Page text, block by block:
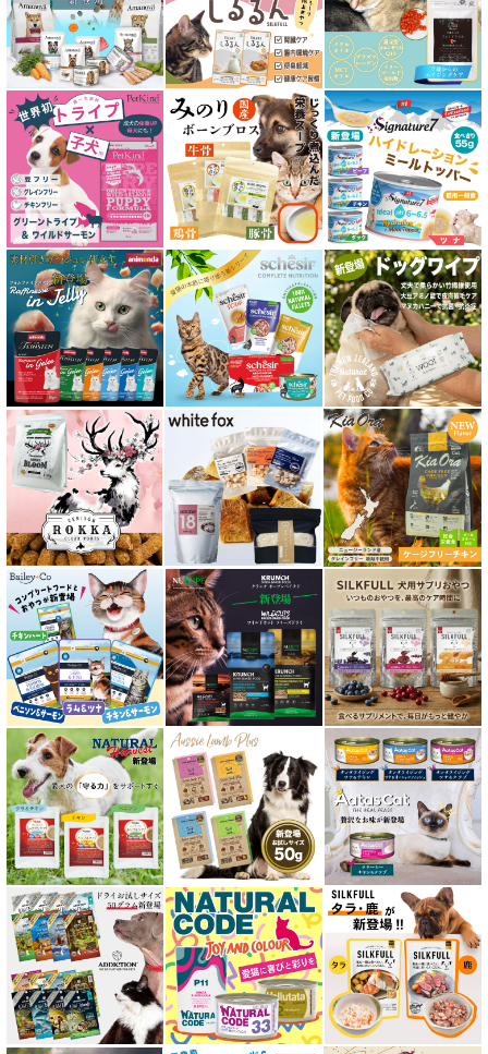
皮膚・被毛ケア対応 フード for CAT
食物アレルギー対応キャットフード
腎臓ケア対応キャットフード
関節サポート対応 フード for CAT
糖尿ケア対応 フード for CAT
肥満ケア対応 フード for CAT
泌尿器ケア対応 フード for CAT
胃腸ケア対応 フード for CAT
口腔内・喉ケア対応商品 猫用
食欲サポート対応キャットフード
肝臓ケア対応キャットフード
免疫サポート 猫用
低脂肪 ドライフード for CAT
水分補給用ウェットフード for CAT
特集 穀物不使用 キャットフード（ドライ）
エアドライ キャットフード
フリーズドライ キャットフード